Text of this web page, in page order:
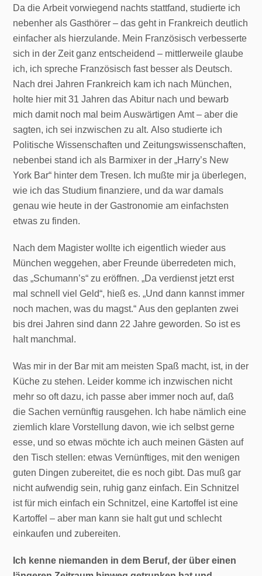
Da die Arbeit vorwiegend nachts stattfand, studierte ich
nebenher als Gasthörer – das geht in Frankreich deutlich
einfacher als hierzulande. Mein Französisch verbesserte
sich in der Zeit ganz entscheidend – mittlerweile glaube
ich, ich spreche Französisch fast besser als Deutsch.
Nach drei Jahren Frankreich kam ich nach München,
holte hier mit 31 Jahren das Abitur nach und bewarb
mich damit noch mal beim Auswärtigen Amt – aber die
sagten, ich sei inzwischen zu alt. Also studierte ich
Politische Wissenschaften und Zeitungswissenschaften,
nebenbei stand ich als Barmixer in der „Harry’s New
York Bar“ hinter dem Tresen. Ich mußte mir ja überlegen,
wie ich das Studium finanziere, und da war damals
genau wie heute in der Gastronomie am einfachsten
etwas zu finden.
Nach dem Magister wollte ich eigentlich wieder aus
München weggehen, aber Freunde überredeten mich,
das „Schumann’s“ zu eröffnen. „Da verdienst jetzt erst
mal schnell viel Geld“, hieß es. „Und dann kannst immer
noch machen, was du magst.“ Aus den geplanten zwei
bis drei Jahren sind dann 22 Jahre geworden. So ist es
halt manchmal.
Was mir in der Bar mit am meisten Spaß macht, ist, in der
Küche zu stehen. Leider komme ich inzwischen nicht
mehr so oft dazu, ich passe aber immer noch auf, daß
die Sachen vernünftig rausgehen. Ich habe nämlich eine
ziemlich klare Vorstellung davon, wie ich selbst gerne
esse, und so etwas möchte ich auch meinen Gästen auf
den Tisch stellen: etwas Vernünftiges, mit den wenigen
guten Dingen zubereitet, die es noch gibt. Das muß gar
nicht aufwendig sein, ruhig ganz einfach. Ein Schnitzel
ist für mich einfach ein Schnitzel, eine Kartoffel ist eine
Kartoffel – aber man kann sie halt gut und schlecht
einkaufen und zubereiten.
Ich kenne niemanden in dem Beruf, der über einen